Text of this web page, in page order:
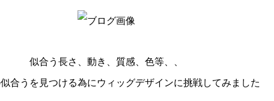
似合う長さ、動き、質感、色等、、
合うを見つける為にウィッグデザインに挑戦してみました